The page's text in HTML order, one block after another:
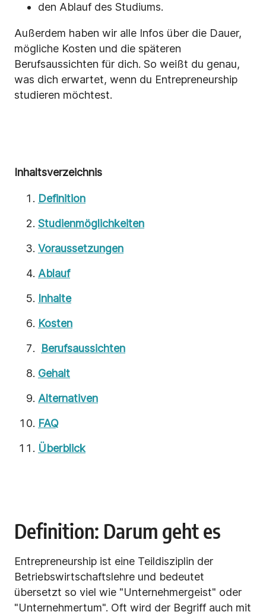
den Ablauf des Studiums.
Außerdem haben wir alle Infos über die Dauer,
mögliche Kosten und die späteren
Berufsaussichten für dich. So weißt du genau,
was dich erwartet, wenn du Entrepreneurship
studieren möchtest.
Inhaltsverzeichnis
Definition
Studienmöglichkeiten
Voraussetzungen
Ablauf
Inhalte
Kosten
Berufsaussichten
Gehalt
Alternativen
FAQ
Überblick
Definition: Darum geht es
Entrepreneurship ist eine Teildisziplin der
Betriebswirtschaftslehre und bedeutet
übersetzt so viel wie "Unternehmergeist" oder
"Unternehmertum". Oft wird der Begriff auch mit